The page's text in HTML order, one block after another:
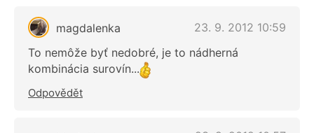
magdalenka
23. 9. 2012 10:59
To nemôže byť nedobré, je to nádherná
kombinácia surovín...
Odpovědět